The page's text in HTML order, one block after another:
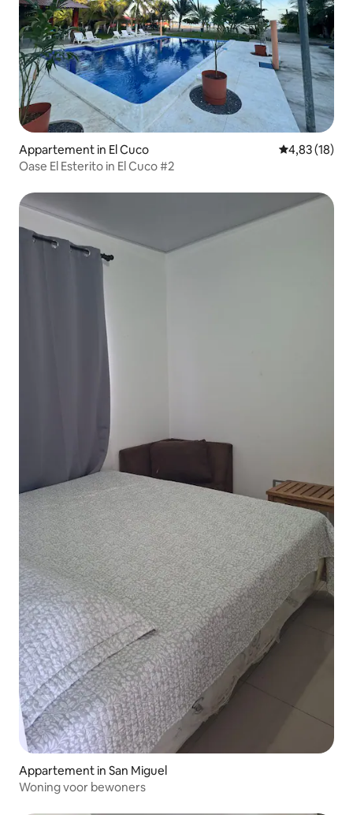
Appartement in El Cuco Gemiddelde
4,83 (18)
Oase El Esterito in El Cuco #2
Appartement in San Miguel
Woning voor bewoners